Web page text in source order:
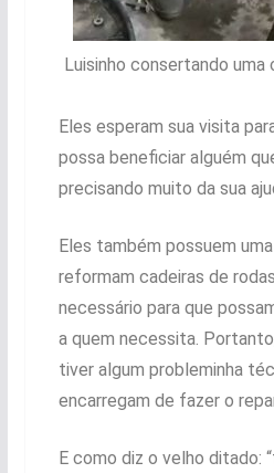
Luisinho consertando uma
Eles esperam sua visita
possa beneficiar alguém
precisando muito da sua
Eles também possuem
reformam cadeiras de
necessário para que
a quem necessita.
tiver algum probleminha
encarregam de fazer o
E como diz o velho ditado: